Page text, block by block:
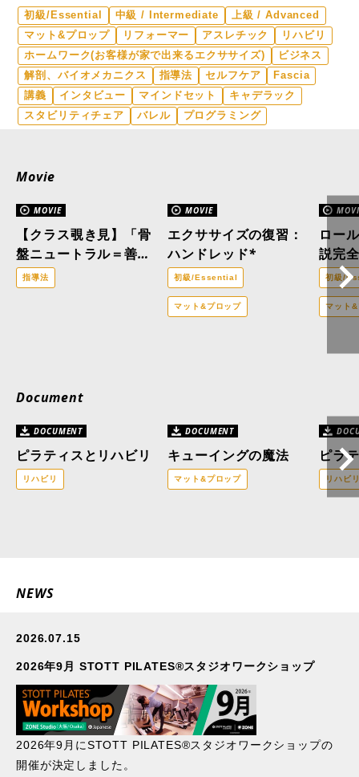
初級/Essential 中級 / Intermediate
上級 / Advanced
マット&プロップ
リフォーマー アスレチック
リハビリ
ホームワーク(お客様が家で出来るエクササイズ)
ビジネス
解剖、バイオメカニクス
指導法 セルフケア
Fascia
講義
インタビュー マインドセット
キャデラック
スタビリティチェア
バレル プログラミング
Movie
MOVIE
【クラス覗き見】「骨
盤ニュートラル＝善」
はもう古い？医療ピラ
ティスの現場から。
指導法
MOVIE
エクササイズの復習：
ハンドレッド*
初級/Essential
マット&プロップ
ロー
説完
初級/
マット
Document
DOCUMENT
ピラティスとリハビリ
リハビリ
DOCUMENT
キューイングの魔法
マット&プロップ
ピラ
リハビ
NEWS
2026.07.15
2026年9月 STOTT PILATES®スタジオワークショップ
2026年9月にSTOTT PILATES®スタジオワークショップの
開催が決定しました。